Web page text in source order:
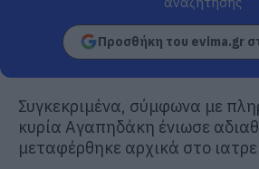
Προσθήκη του evima.gr
Συγκεκριμένα, σύμφωνα με
κυρία Αγαπηδάκη ένιωσε
μεταφέρθηκε αρχικά στο